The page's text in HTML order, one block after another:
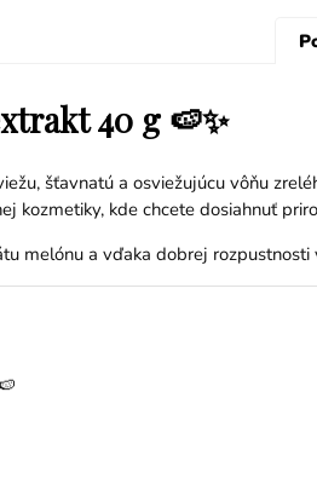
40 g 🍉✨
šťavnatú a osviežujúcu vôňu
kozmetiky, kde chcete dosiahnuť
melónu a vďaka dobrej